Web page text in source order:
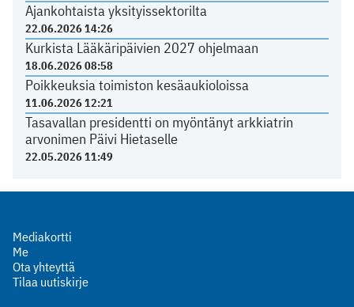
Ajankohtaista yksityissektorilta
22.06.2026 14:26
Kurkista Lääkäripäivien 2027 ohjelmaan
18.06.2026 08:58
Poikkeuksia toimiston kesäaukioloissa
11.06.2026 12:21
Tasavallan presidentti on myöntänyt arkkiatrin
arvonimen Päivi Hietaselle
22.05.2026 11:49
Mediakortti
Me
Ota yhteyttä
Tilaa uutiskirje